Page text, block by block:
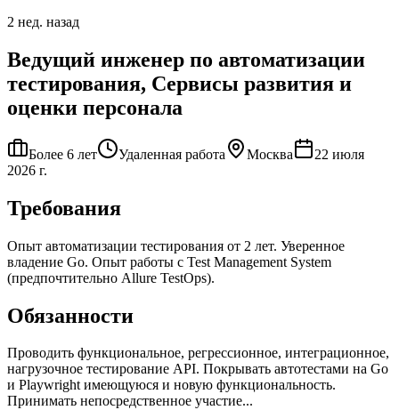
2 нед. назад
Ведущий инженер по автоматизации
тестирования, Сервисы развития и
оценки персонала
Более 6 лет Удаленная работа Москва
22 июля
2026 г.
Требования
Опыт автоматизации тестирования от 2 лет. Уверенное
владение Go. Опыт работы с Test Management System
(предпочтительно Allure TestOps).
Обязанности
Проводить функциональное, регрессионное, интеграционное,
нагрузочное тестирование API. Покрывать автотестами на Go
и Playwright имеющуюся и новую функциональность.
Принимать непосредственное участие...